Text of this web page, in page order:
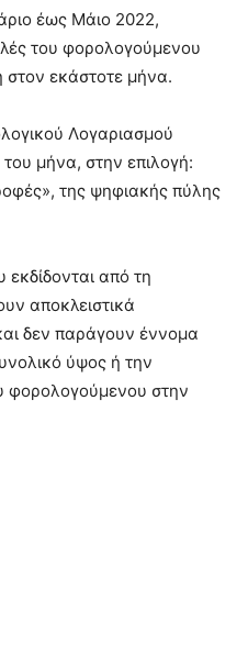
έως Μάιο 2022,
του φορολογούμενου
στον εκάστοτε μήνα.
Λογαριασμού
μήνα, στην επιλογή:
της ψηφιακής πύλης
εκδίδονται από τη
αποκλειστικά
δεν παράγουν έννομα
ύψος ή την
φορολογούμενου στην